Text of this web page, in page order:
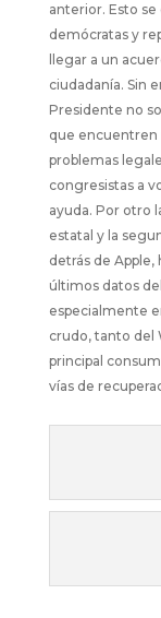
anterior. Esto
demócratas y
llegar a un
ciudadanía. Sin
Presidente no
que encuentren
problemas
congresistas a
ayuda. Por otro
estatal y la
detrás de Apple,
últimos datos
especialmente
crudo, tanto del
principal
vías de